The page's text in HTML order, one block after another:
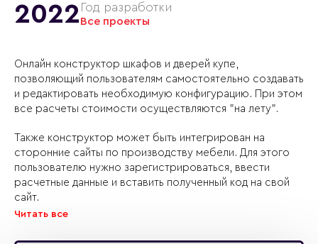
2022 Год разработки
Все проекты
Онлайн конструктор шкафов и дверей купе,
позволяющий пользователям самостоятельно создавать
и редактировать необходимую конфигурацию. При этом
все расчеты стоимости осуществляются "на лету".
Также конструктор может быть интегрирован на
сторонние сайты по производству мебели. Для этого
пользователю нужно зарегистрироваться, ввести
расчетные данные и вставить полученный код на свой
сайт.
Читать все